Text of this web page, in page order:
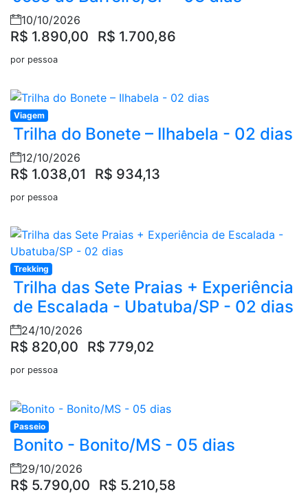
10/10/2026
R$ 1.890,00 R$ 1.700,86
por pessoa
Viagem
Trilha do Bonete – Ilhabela - 02 dias
12/10/2026
R$ 1.038,01 R$ 934,13
por pessoa
Trekking
Trilha das Sete Praias + Experiência
de Escalada - Ubatuba/SP - 02 dias
24/10/2026
R$ 820,00 R$ 779,02
por pessoa
Passeio
Bonito - Bonito/MS - 05 dias
29/10/2026
R$ 5.790,00 R$ 5.210,58